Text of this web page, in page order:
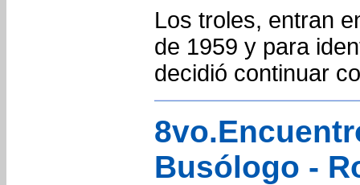
Los troles, entran
de 1959 y para
decidió continuar
Busólogo -